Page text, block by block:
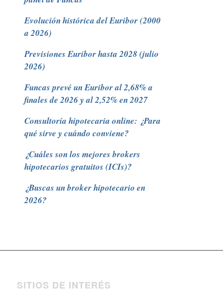
Evolución histórica del Euribor (2000
a 2026)
Previsiones Euribor hasta 2028 (julio
2026)
Funcas prevé un Euribor al 2,68% a
finales de 2026 y al 2,52% en 2027
Consultoría hipotecaria online: ¿Para
qué sirve y cuándo conviene?
¿Cuáles son los mejores brokers
hipotecarios gratuitos (ICIs)?
¿Buscas un broker hipotecario en
2026?
SITIOS DE INTERÉS